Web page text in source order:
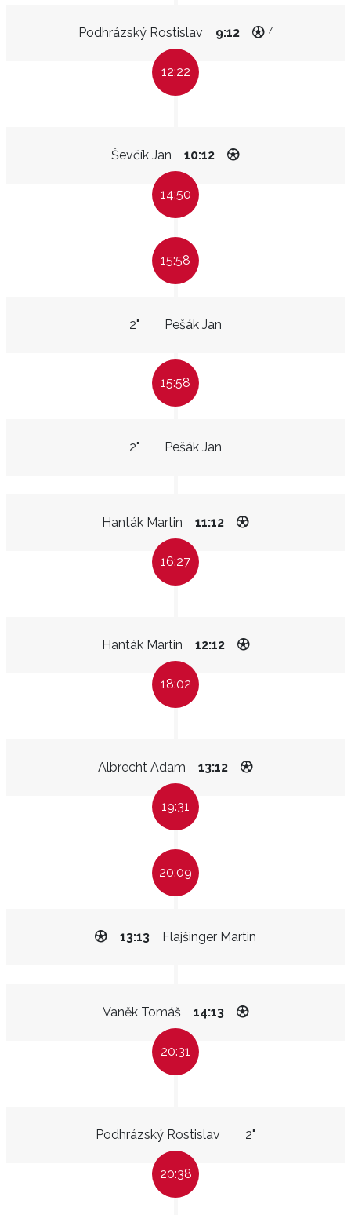
Podhrázský Rostislav 9:12 7
12:22
Ševčík Jan 10:12
14:50
15:58
Pešák Jan
2"
15:58
Pešák Jan
2"
Hanták Martin 11:12
16:27
Hanták Martin 12:12
18:02
Albrecht Adam 13:12
19:31
20:09
Flajšinger Martin
13:13
Vaněk Tomáš 14:13
20:31
Podhrázský Rostislav 2"
20:38